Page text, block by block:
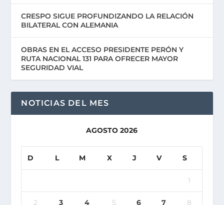
CRESPO SIGUE PROFUNDIZANDO LA RELACIÓN
BILATERAL CON ALEMANIA
OBRAS EN EL ACCESO PRESIDENTE PERÓN Y
RUTA NACIONAL 131 PARA OFRECER MAYOR
SEGURIDAD VIAL
NOTICIAS DEL MES
AGOSTO 2026
D L M X J V S
1
2 3 4 5 6 7 8